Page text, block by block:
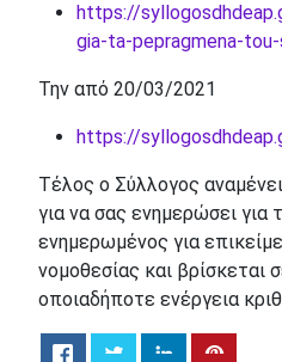
https://
gia-ta-pepragmena-
Την από 20/03/2021
https://
Τέλος ο Σύλλογος
για να σας ενημερώσει για
ενημερωμένος για
νομοθεσίας και βρίσκεται
οποιαδήποτε ενέργεια